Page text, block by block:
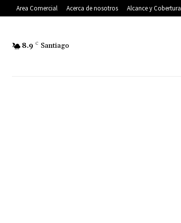
Area Comercial Acerca de nosotros Alcance y Cobertura
8.9 C Santiago